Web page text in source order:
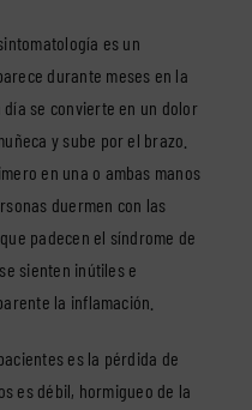
es un
durante meses en la
se convierte en un dolor
y sube por el brazo.
en una o ambas manos
duermen con las
padecen el síndrome de
sienten inútiles e
la inflamación.
es la pérdida de
es débil, hormigueo de la